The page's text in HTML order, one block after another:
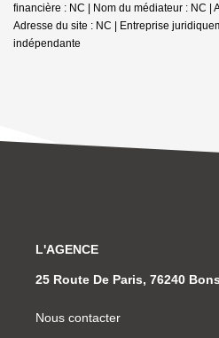
financière : NC | Nom du médiateur : NC |
Adresse du site : NC | Entreprise
indépendante
L'AGENCE
25 Route De Paris, 76240
Nous contacter